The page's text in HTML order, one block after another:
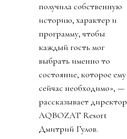
получила собственную
историю, характер и
программу, чтобы
каждый гость мог
выбрать именно то
состояние, которое ему
сейчас необходимо», —
рассказывает директор
AQBOZAT Resort
Дмитрий Гулов.